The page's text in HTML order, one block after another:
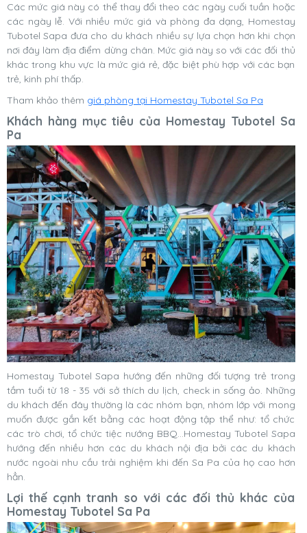
Các mức giá này có thể thay đổi theo các ngày cuối tuần hoặc
các ngày lễ. Với nhiều mức giá và phòng đa dạng, Homestay
Tubotel Sapa đưa cho du khách nhiều sự lựa chọn hơn khi chọn
nơi đây làm địa điểm dừng chân. Mức giá này so với các đối thủ
khác trong khu vực là mức giá rẻ, đặc biệt phù hợp với các bạn
trẻ, kinh phí thấp.
Tham khảo thêm giá phòng tại Homestay Tubotel Sa Pa
Khách hàng mục tiêu của Homestay Tubotel Sa
Pa
Homestay Tubotel Sapa hướng đến những đối tượng trẻ trong
tầm tuổi từ 18 - 35 với sở thích du lịch, check in sống ảo. Những
du khách đến đây thường là các nhóm bạn, nhóm lớp với mong
muốn được gắn kết bằng các hoạt động tập thể như: tổ chức
các trò chơi, tổ chức tiệc nướng BBQ…Homestay Tubotel Sapa
hướng đến nhiều hơn các du khách nội địa bởi các du khách
nước ngoài nhu cầu trải nghiệm khi đến Sa Pa của họ cao hơn
hẳn.
Lợi thế cạnh tranh so với các đối thủ khác của
Homestay Tubotel Sa Pa